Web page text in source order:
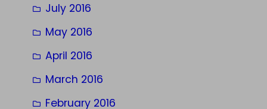
July 2016
May 2016
April 2016
March 2016
February 2016